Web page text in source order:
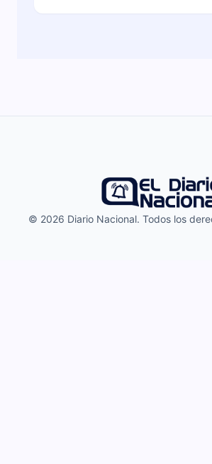
© 2026 Diario Nacional. Todos los